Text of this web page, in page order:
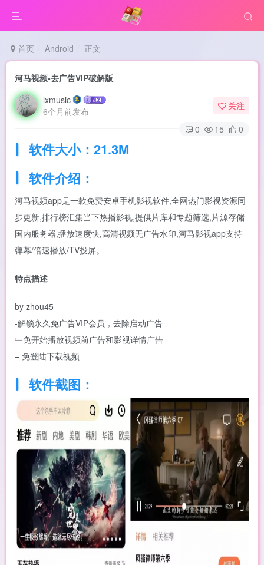
首页 Android 正文
河马视频-去广告VIP破解版
lxmusic
6个月前发布
关注
0
15 0
软件大小：21.3M
软件介绍：
河马视频app是一款免费安卓手机影视软件,全网热门影视资源同
步更新,排行榜汇集当下热播影视,提供片库和专题筛选,片源存储
国内服务器,播放速度快,高清视频无广告水印,河马影视app支持
弹幕/倍速播放/TV投屏。
特点描述
by zhou45
-解锁永久免广告VIP会员，去除启动广告
﹂免开始播放视频前广告和影视详情广告
– 免登陆下载视频
软件截图：